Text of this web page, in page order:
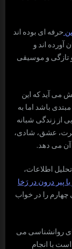
حرفه ای بوده اند
اند و
تازگی و موسیقی
می آید که این
باشد اما به
از زندگی شبانه
عشق، شادی،
آن می دهد.
اطلاعات،
با پیر درون در رَخا
چهارم را در خواب
روانشناسی می
با انجام